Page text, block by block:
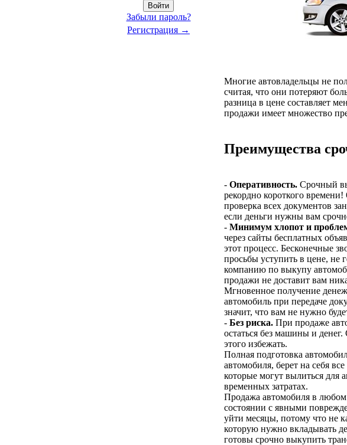
Забыли пароль?
Регистрация →
Многие автовладельцы не
считая, что они потеряют
разница в цене составляет
продажи имеет множество
Преимущества
- Оперативность.Срочный
рекордно короткого
проверка всех документов
если деньги нужны вам
- Минимум хлопот и
через сайты бесплатных
этот процесс. Бесконечные
просьбы уступить в цене, не
компанию по выкупу
продажи не доставит вам
Мгновенное получение
автомобиль при передаче
значит, что вам не нужно
- Без риска.При продаже
остаться без машины и
этого избежать.
Полная подготовка
автомобиля, берет на себя
которые могут вылиться для
временных затратах.
Продажа автомобиля в
состоянии с явными
уйти месяцы, потому что не
которую нужно вкладывать
готовы срочно выкупить